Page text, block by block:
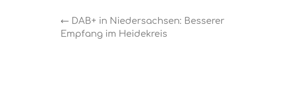
← DAB+ in Niedersachsen: Besserer
Empfang im Heidekreis